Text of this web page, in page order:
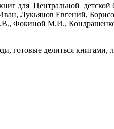
для Центральной детской
Лукьянов Евгений,
Фокиной М.И.,
готовые делиться книгами,